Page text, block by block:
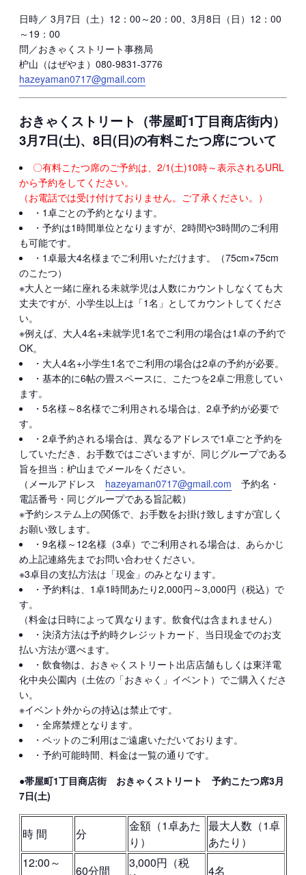
日時／ 3月7日（土）12：00～20：00、3月8日（日）12：00
～19：00
問／おきゃくストリート事務局
枦山（はぜやま）080-9831-3776
hazeyaman0717@gmail.com
おきゃくストリート（帯屋町1丁目商店街内）
3月7日(土)、8日(日)の有料こたつ席について
〇有料こたつ席のご予約は、2/1(土)10時～表示されるURL
から予約をしてください。
（お電話では受け付けておりません。ご了承ください。）
・1卓ごとの予約となります。
・予約は1時間単位となりますが、2時間や3時間のご利用
も可能です。
・1卓最大4名様までご利用いただけます。（75cm×75cm
のこたつ）
※大人と一緒に座れる未就学児は人数にカウントしなくても大
丈夫ですが、小学生以上は「1名」としてカウントしてくださ
い。
※例えば、大人4名+未就学児1名でご利用の場合は1卓の予約で
OK。
・大人4名+小学生1名でご利用の場合は2卓の予約が必要。
・基本的に6帖の畳スペースに、こたつを2卓ご用意してい
ます。
・5名様～8名様でご利用される場合は、2卓予約が必要で
す。
・2卓予約される場合は、異なるアドレスで1卓ごと予約を
していただき、お手数ではございますが、同じグループである
旨を担当：枦山までメールをください。
（メールアドレス hazeyaman0717@gmail.com 予約名・
電話番号・同じグループである旨記載）
※予約システム上の関係で、お手数をお掛け致しますが宜しく
お願い致します。
・9名様～12名様（3卓）でご利用される場合は、あらかじ
め上記連絡先までお問い合わせください。
※3卓目の支払方法は「現金」のみとなります。
・予約料は、1卓1時間あたり2,000円～3,000円（税込）で
す。
（料金は日時によって異なります。飲食代は含まれません）
・決済方法は予約時クレジットカード、当日現金でのお支
払い方法が選べます。
・飲食物は、おきゃくストリート出店店舗もしくは東洋電
化中央公園内（土佐の「おきゃく」イベント）でご購入くださ
い。
※イベント外からの持込は禁止です。
・全席禁煙となります。
・ペットのご利用はご遠慮いただいております。
・予約可能時間、料金は一覧の通りです。
●帯屋町1丁目商店街 おきゃくストリート 予約こたつ席3月
7日(土)
時 間 分
金額（1卓あた
り）
最大人数（1卓
あたり）
12:00～
60分間
3,000円（税
4名